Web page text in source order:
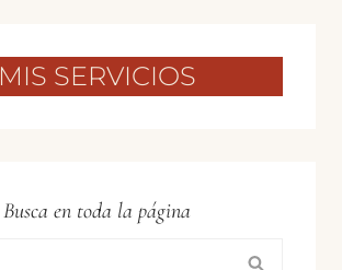
MIS SERVICIOS
Busca en toda la página